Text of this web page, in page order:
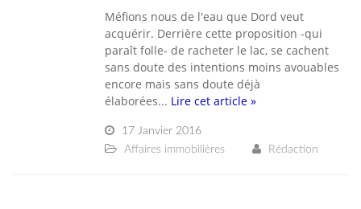
Méfions nous de l'eau que Dord veut
acquérir. Derrière cette proposition -qui
paraît folle- de racheter le lac, se cachent
sans doute des intentions moins avouables
encore mais sans doute déjà
élaborées... Lire cet article »
17 Janvier 2016
Affaires immobilières
Rédaction